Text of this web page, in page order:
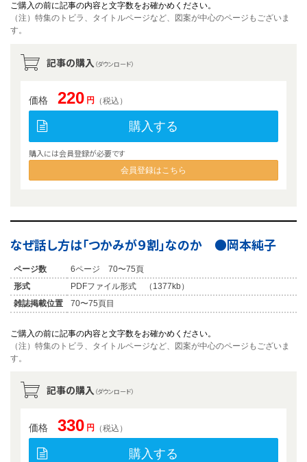
ご購入の前に記事の内容と文字数をお確かめください。
（注）特集のトビラ、タイトルページなど、図案が中心のページもございま
す。
記事の購入 （ダウンロード）
価格 220 円 （税込）
購入する
購入には会員登録が必要です
会員登録はこちら
なぜ話し方は「つかみが９割」なのか ●岡本純子
ページ数
6ページ 70〜75頁
形式
PDFファイル形式 （1377kb）
雑誌掲載位置
70〜75頁目
ご購入の前に記事の内容と文字数をお確かめください。
（注）特集のトビラ、タイトルページなど、図案が中心のページもございま
す。
記事の購入 （ダウンロード）
価格 330 円 （税込）
購入する